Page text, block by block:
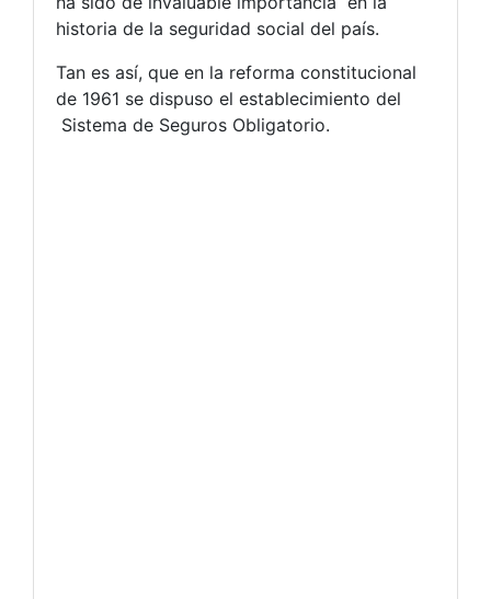
historia de la seguridad social del país.
Tan es así, que en la reforma constitucional
de 1961 se dispuso el establecimiento del
Sistema de Seguros Obligatorio.